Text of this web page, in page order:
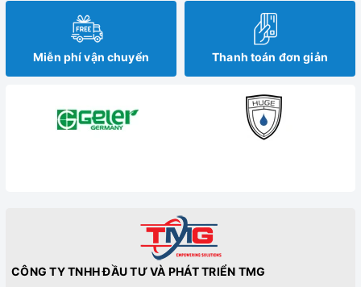
Miễn phí vận chuyển Thanh toán đơn giản
CÔNG TY TNHH ĐẦU TƯ VÀ PHÁT TRIỂN TMG